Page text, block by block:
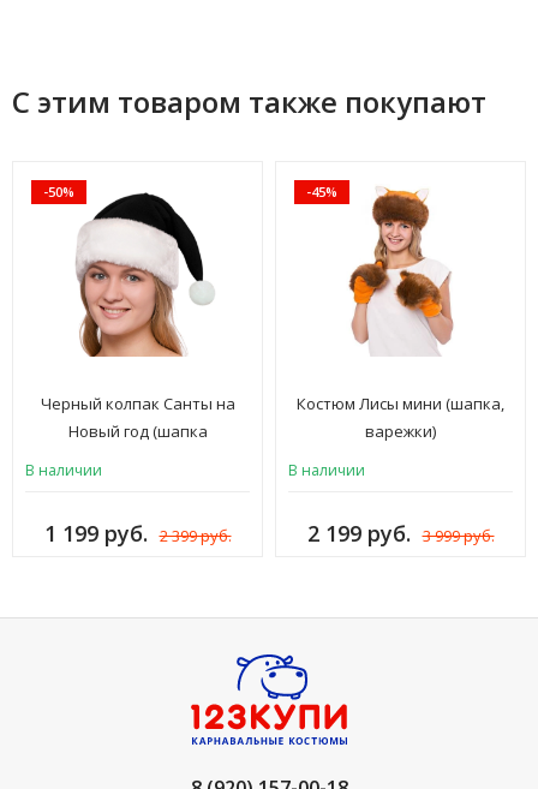
С этим товаром также покупают
-50%
Черный колпак Санты на
Новый год (шапка
мужчин и женщин, флис, иск.
В наличии
1 199 руб. 2 399 руб.
-45%
Костюм Лисы мини (шапка,
варежки)
В наличии
2 199 руб. 3 999 руб.